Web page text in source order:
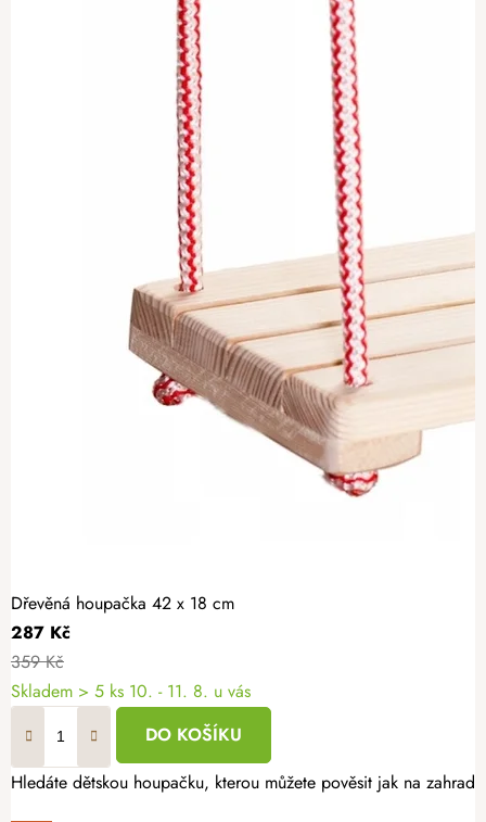
Dřevěná houpačka 42 x 18 cm
287 Kč
359 Kč
Skladem > 5 ks 10. - 11. 8. u vás
DO KOŠÍKU
Hledáte dětskou houpačku, kterou můžete pověsit jak na